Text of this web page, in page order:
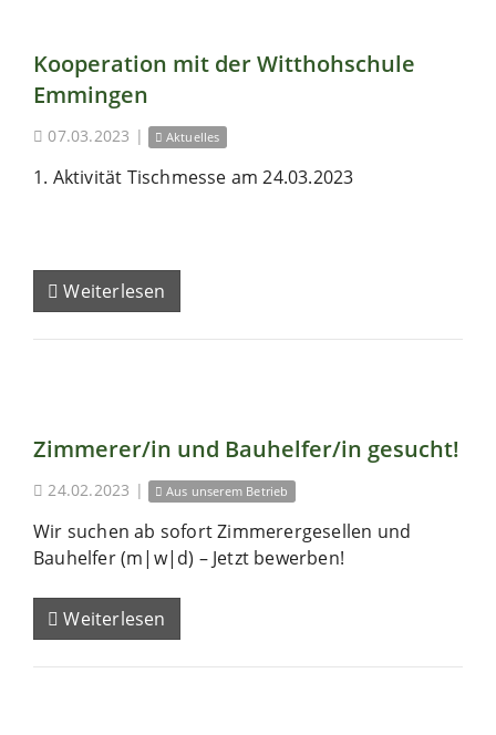
Kooperation mit der Witthohschule
Emmingen
07.03.2023 | Aktuelles
1. Aktivität Tischmesse am 24.03.2023
Weiterlesen
Zimmerer/in und Bauhelfer/in gesucht!
24.02.2023 | Aus unserem Betrieb
Wir suchen ab sofort Zimmerergesellen und
Bauhelfer (m|w|d) – Jetzt bewerben!
Weiterlesen